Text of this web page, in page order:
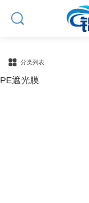
分类列表
PE遮光膜